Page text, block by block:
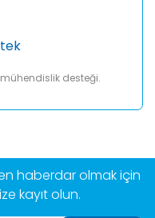
desteği.
haberdar olmak için
kayıt olun.